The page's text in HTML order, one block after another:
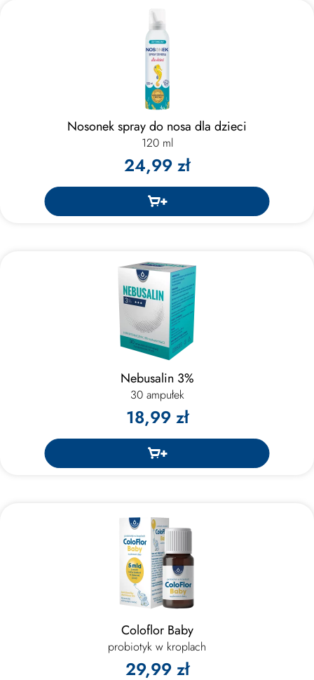
Nosonek spray do nosa dla dzieci
120 ml
24,99 zł
Nebusalin 3%
30 ampułek
18,99 zł
Coloflor Baby
probiotyk w kroplach
29,99 zł